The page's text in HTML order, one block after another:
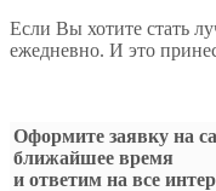
Если Вы хотите стать
ежедневно. И это
Оформите заявку на
ближайшее время
и ответим на все